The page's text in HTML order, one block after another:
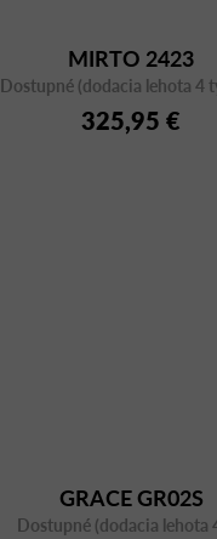
MIRTO 2423
Dostupné (dodacia lehota 4
325,95 €
GRACE GR02S
Dostupné (dodacia lehota